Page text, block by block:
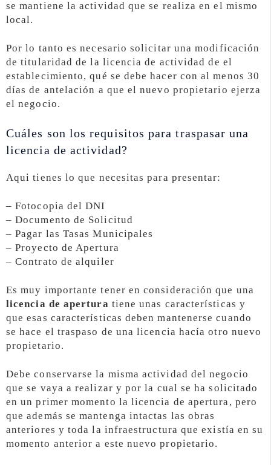
se mantiene la actividad que se realiza en el mismo
local.
Por lo tanto es necesario solicitar una modificación
de titularidad de la licencia de actividad de el
establecimiento, qué se debe hacer con al menos 30
días de antelación a que el nuevo propietario ejerza
el negocio.
Cuáles son los requisitos para traspasar una
licencia de actividad?
Aqui tienes lo que necesitas para presentar:
– Fotocopia del DNI
– Documento de Solicitud
– Pagar las Tasas Municipales
– Proyecto de Apertura
– Contrato de alquiler
Es muy importante tener en consideración que una
licencia de apertura tiene unas características y
que esas características deben mantenerse cuando
se hace el traspaso de una licencia hacía otro nuevo
propietario.
Debe conservarse la misma actividad del negocio
que se vaya a realizar y por la cual se ha solicitado
en un primer momento la licencia de apertura, pero
que además se mantenga intactas las obras
anteriores y toda la infraestructura que existía en su
momento anterior a este nuevo propietario.